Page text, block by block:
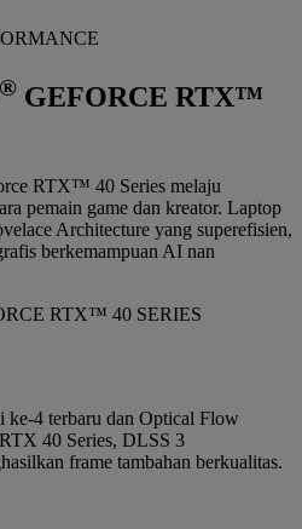
® GEFORCE RTX™
RTX™ 40 Series melaju
pemain game dan kreator. Laptop
Architecture yang superefisien,
berkemampuan AI nan
ke-4 terbaru dan Optical Flow
40 Series, DLSS 3
frame tambahan berkualitas.